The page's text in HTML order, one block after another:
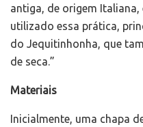
antiga, de origem Italiana,
utilizado essa prática,
do Jequitinhonha, que
de seca.”
Materiais
Inicialmente, uma chapa